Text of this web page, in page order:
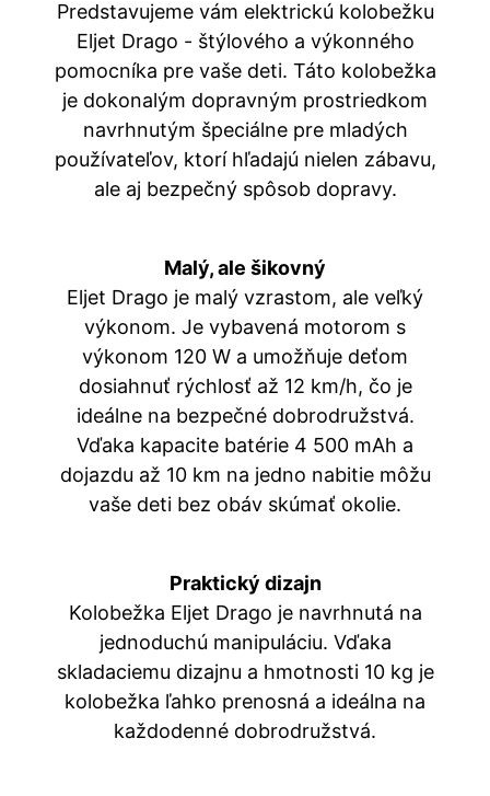
Predstavujeme vám elektrickú kolobežku
Eljet Drago - štýlového a výkonného
pomocníka pre vaše deti. Táto kolobežka
je dokonalým dopravným prostriedkom
navrhnutým špeciálne pre mladých
používateľov, ktorí hľadajú nielen zábavu,
ale aj bezpečný spôsob dopravy.
Malý, ale šikovný
Eljet Drago je malý vzrastom, ale veľký
výkonom. Je vybavená motorom s
výkonom 120 W a umožňuje deťom
dosiahnuť rýchlosť až 12 km/h, čo je
ideálne na bezpečné dobrodružstvá.
Vďaka kapacite batérie 4 500 mAh a
dojazdu až 10 km na jedno nabitie môžu
vaše deti bez obáv skúmať okolie.
Praktický dizajn
Kolobežka Eljet Drago je navrhnutá na
jednoduchú manipuláciu. Vďaka
skladaciemu dizajnu a hmotnosti 10 kg je
kolobežka ľahko prenosná a ideálna na
každodenné dobrodružstvá.